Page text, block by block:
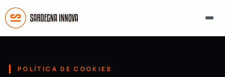
POLÍTICA DE COOKIES